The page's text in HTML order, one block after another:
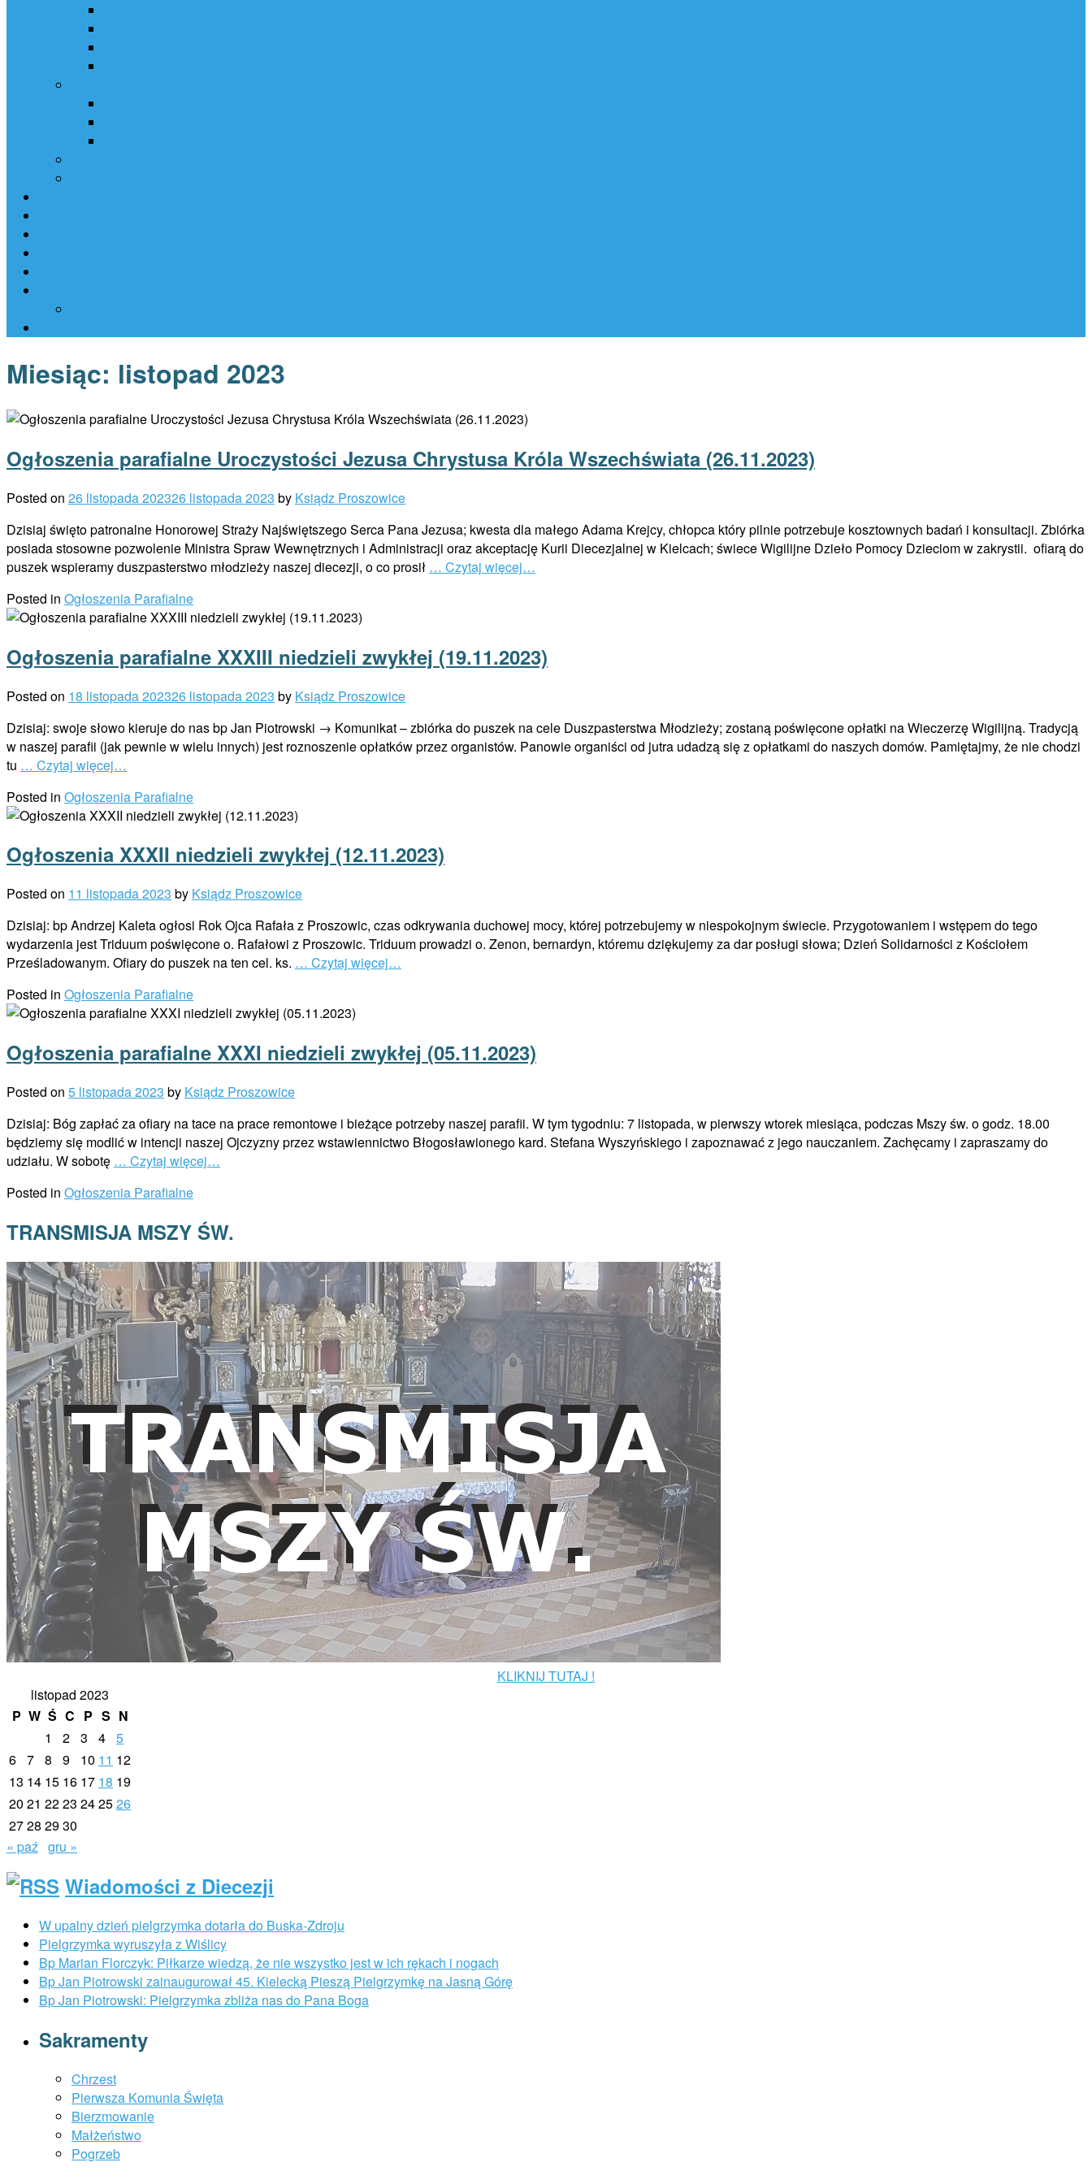
Miesiąc: listopad 2023
Ogłoszenia parafialne Uroczystości Jezusa Chrystusa Króla Wszechświata (26.11.2023)
Posted on 26 listopada 202326 listopada 2023 by Ksiądz Proszowice
Dzisiaj święto patronalne Honorowej Straży Najświętszego Serca Pana Jezusa; kwesta dla małego Adama Krejcy, chłopca który pilnie potrzebuje kosztownych badań i konsultacji. Zbiórka
posiada stosowne pozwolenie Ministra Spraw Wewnętrznych i Administracji oraz akceptację Kurii Diecezjalnej w Kielcach; świece Wigilijne Dzieło Pomocy Dzieciom w zakrystii. ofiarą do
puszek wspieramy duszpasterstwo młodzieży naszej diecezji, o co prosił … Czytaj więcej…
Posted in Ogłoszenia Parafialne
Ogłoszenia parafialne XXXIII niedzieli zwykłej (19.11.2023)
Posted on 18 listopada 202326 listopada 2023 by Ksiądz Proszowice
Dzisiaj: swoje słowo kieruje do nas bp Jan Piotrowski → Komunikat – zbiórka do puszek na cele Duszpasterstwa Młodzieży; zostaną poświęcone opłatki na Wieczerzę Wigilijną. Tradycją
w naszej parafii (jak pewnie w wielu innych) jest roznoszenie opłatków przez organistów. Panowie organiści od jutra udadzą się z opłatkami do naszych domów. Pamiętajmy, że nie chodzi
tu … Czytaj więcej…
Posted in Ogłoszenia Parafialne
Ogłoszenia XXXII niedzieli zwykłej (12.11.2023)
Posted on 11 listopada 2023 by Ksiądz Proszowice
Dzisiaj: bp Andrzej Kaleta ogłosi Rok Ojca Rafała z Proszowic, czas odkrywania duchowej mocy, której potrzebujemy w niespokojnym świecie. Przygotowaniem i wstępem do tego
wydarzenia jest Triduum poświęcone o. Rafałowi z Proszowic. Triduum prowadzi o. Zenon, bernardyn, któremu dziękujemy za dar posługi słowa; Dzień Solidarności z Kościołem
Prześladowanym. Ofiary do puszek na ten cel. ks. … Czytaj więcej…
Posted in Ogłoszenia Parafialne
Ogłoszenia parafialne XXXI niedzieli zwykłej (05.11.2023)
Posted on 5 listopada 2023 by Ksiądz Proszowice
Dzisiaj: Bóg zapłać za ofiary na tace na prace remontowe i bieżące potrzeby naszej parafii. W tym tygodniu: 7 listopada, w pierwszy wtorek miesiąca, podczas Mszy św. o godz. 18.00
będziemy się modlić w intencji naszej Ojczyzny przez wstawiennictwo Błogosławionego kard. Stefana Wyszyńskiego i zapoznawać z jego nauczaniem. Zachęcamy i zapraszamy do
udziału. W sobotę … Czytaj więcej…
Posted in Ogłoszenia Parafialne
TRANSMISJA MSZY ŚW.
KLIKNIJ TUTAJ !
listopad 2023
P W Ś C P S N
1
2 3 4 5
6 7 8 9 10 11 12
13 14 15 16 17 18 19
20 21 2223 242526
2728 2930
« paź gru »
Wiadomości z Diecezji
W upalny dzień pielgrzymka dotarła do Buska-Zdroju
Pielgrzymka wyruszyła z Wiślicy
Bp Marian Florczyk: Piłkarze wiedzą, że nie wszystko jest w ich rękach i nogach
Bp Jan Piotrowski zainaugurował 45. Kielecką Pieszą Pielgrzymkę na Jasną Górę
Bp Jan Piotrowski: Pielgrzymka zbliża nas do Pana Boga
Sakramenty
Chrzest
Pierwsza Komunia Święta
Bierzmowanie
Małżeństwo
Pogrzeb